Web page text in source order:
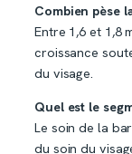
Combien pèse
Entre 1,6 et 1,8
croissance
du visage.
Quel est le
Le soin de la
du soin du